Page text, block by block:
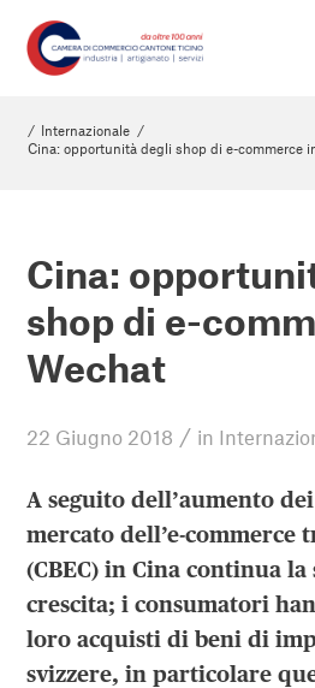
/ Internazionale /
Cina: opportunità degli shop di e-commerce
Cina:
shop di e-
Wechat
22 Giugno 2018 / in
A seguito dell’aumento
mercatodell’e-commerce
(CBEC) in Cina continua
crescita; i consumatori
loro acquisti di beni di
svizzere, in particolare